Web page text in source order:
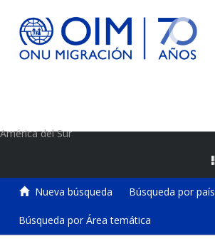
América del Sur
Nueva búsqueda Búsqueda por país
Búsqueda por Área temática